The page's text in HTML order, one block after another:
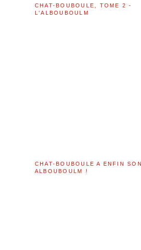
CHAT-BOUBOULE, TOME 2 -
L'ALBOUBOULM
CHAT-BOUBOULE A ENFIN SON
ALBOUBOULM !